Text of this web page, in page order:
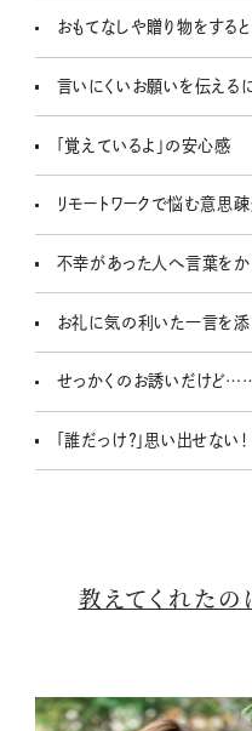
おもてなしや贈り物をすると
言いにくいお願いを伝える
「覚えているよ」の安心感
リモートワークで悩む意思
不幸があった人へ言葉を
お礼に気の利いた一言を添
せっかくのお誘いだけど
「誰だっけ？」思い出せない！
教えてくれた